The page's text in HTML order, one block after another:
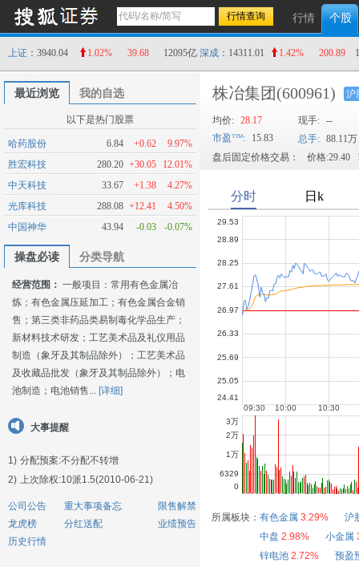
行情 个股
上证 ：3940.04 1.02% 39.68 12095亿 深成 ：14311.01 1.42% 200.89
最近浏览 我的自选
以下是热门股票
哈药股份 6.84 +0.62
9.97%
胜宏科技
280.20 +30.05
12.01%
中天科技
33.67 +1.38
4.27%
光库科技
288.08 +12.41
4.50%
中国神华
43.94 -0.03 -0.07%
操盘必读 分类导航
经营范围： 一般项目：常用有色金属冶
炼；有色金属压延加工；有色金属合金销
售；第三类非药品类易制毒化学品生产；
新材料技术研发；工艺美术品及礼仪用品
制造（象牙及其制品除外）；工艺美术品
及收藏品批发（象牙及其制品除外）；电
池制造；电池销售... [详细]
大事提醒
1) 分配预案:不分配不转增
2) 上次除权:10派1.5(2010-06-21)
公司公告 重大事项备忘
限售解禁
龙虎榜
分红送配
业绩预告
历史行情
株冶集团(600961) 沪
均价: 28.17 现手: --
市盈
: 15.83 总手: 88.11万
盘后固定价格交易：
价格:29.40
所属板块： 有色金属 3.29%
沪
中盘 2.98% 小金属
锌电池 2.72%
预盈